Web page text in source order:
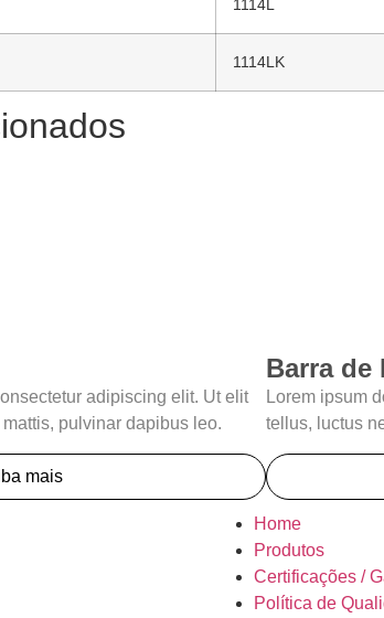
1114L
1114LK
adipiscing elit. Ut elit
pulvinar dapibus leo.
mais
Barra de
Lorem ipsum
tellus, luctus
Home
Produtos
Certificações /
Política de